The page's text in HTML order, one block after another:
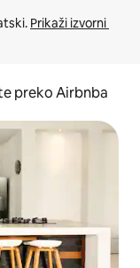
Prikaži izvorni
preko Airbnba